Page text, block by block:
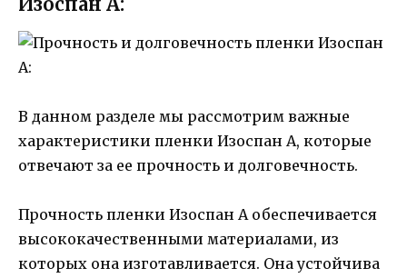
В данном разделе мы рассмотрим важные
характеристики пленки Изоспан A, которые
отвечают за ее прочность и долговечность.
Прочность пленки Изоспан A обеспечивается
высококачественными материалами, из
которых она изготавливается. Она устойчива